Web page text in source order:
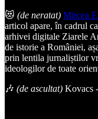
😻 (de neratat) Mircea
articol apare, în cadrul
arhivei digitale Ziarele
de istorie a României,
prin lentila jurnaliștilor
ideologilor de toate
🎶 (de ascultat) Kovacs